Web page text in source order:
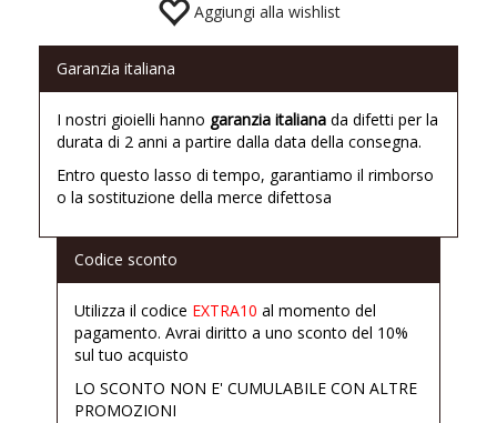
Aggiungi alla wishlist
Garanzia italiana
I nostri gioielli hanno garanzia italiana da difetti per la
durata di 2 anni a partire dalla data della consegna.
Entro questo lasso di tempo, garantiamo il rimborso
o la sostituzione della merce difettosa
Codice sconto
Utilizza il codice EXTRA10 al momento del
pagamento. Avrai diritto a uno sconto del 10%
sul tuo acquisto
LO SCONTO NON E' CUMULABILE CON ALTRE
PROMOZIONI